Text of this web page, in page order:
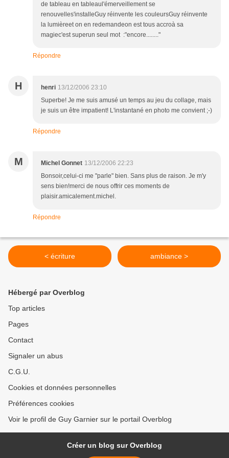
de tableau en tableaul'émerveillement se
renouvelles'installeGuy réinvente les couleursGuy réinvente
la lumièreet on en redemandeon est tous accroà sa
magiec'est superun seul mot :"encore........"
Répondre
H henri 13/12/2006 23:10
Superbe! Je me suis amusé un temps au jeu du collage, mais
je suis un être impatient! L'instantané en photo me convient ;-)
Répondre
M Michel Gonnet 13/12/2006 22:23
Bonsoir,celui-ci me "parle" bien. Sans plus de raison. Je m'y
sens bien!merci de nous offrir ces moments de
plaisir.amicalement.michel.
Répondre
< écriture ambiance >
Hébergé par Overblog
Top articles
Pages
Contact
Signaler un abus
C.G.U.
Cookies et données personnelles
Préférences cookies
Voir le profil de Guy Garnier sur le portail Overblog
Créer un blog sur Overblog